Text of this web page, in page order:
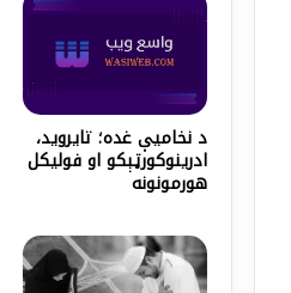
د نخاميې غده؛ تایروید،
ادرینوکورټېکو او فولیکل
هورمونونه